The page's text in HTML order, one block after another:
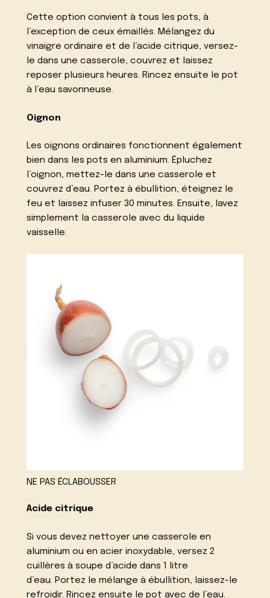
Cette option convient à tous les pots, à
l’exception de ceux émaillés. Mélangez du
vinaigre ordinaire et de l’acide citrique, versez-
le dans une casserole, couvrez et laissez
reposer plusieurs heures. Rincez ensuite le pot
à l’eau savonneuse.
Oignon
Les oignons ordinaires fonctionnent également
bien dans les pots en aluminium. Épluchez
l’oignon, mettez-le dans une casserole et
couvrez d’eau. Portez à ébullition, éteignez le
feu et laissez infuser 30 minutes. Ensuite, lavez
simplement la casserole avec du liquide
vaisselle.
NE PAS ÉCLABOUSSER
Acide citrique
Si vous devez nettoyer une casserole en
aluminium ou en acier inoxydable, versez 2
cuillères à soupe d’acide dans 1 litre
d’eau. Portez le mélange à ébullition, laissez-le
refroidir. Rincez ensuite le pot avec de l’eau.